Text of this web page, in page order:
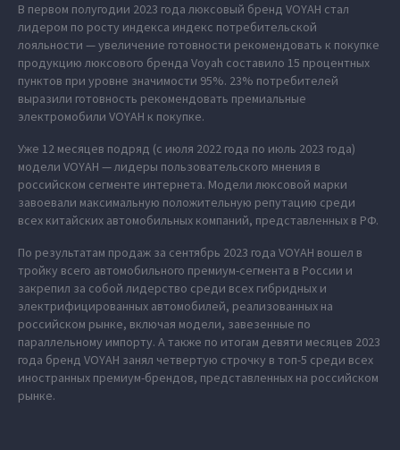
В первом полугодии 2023 года люксовый бренд VOYAH стал
лидером по росту индекса индекс потребительской
лояльности — увеличение готовности рекомендовать к покупке
продукцию люксового бренда Voyah составило 15 процентных
пунктов при уровне значимости 95%. 23% потребителей
выразили готовность рекомендовать премиальные
электромобили VOYAH к покупке.
Уже 12 месяцев подряд (с июля 2022 года по июль 2023 года)
модели VOYAH — лидеры пользовательского мнения в
российском сегменте интернета. Модели люксовой марки
завоевали максимальную положительную репутацию среди
всех китайских автомобильных компаний, представленных в РФ.
По результатам продаж за сентябрь 2023 года VOYAH вошел в
тройку всего автомобильного премиум-сегмента в России и
закрепил за собой лидерство среди всех гибридных и
электрифицированных автомобилей, реализованных на
российском рынке, включая модели, завезенные по
параллельному импорту. А также по итогам девяти месяцев 2023
года бренд VOYAH занял четвертую строчку в топ-5 среди всех
иностранных премиум-брендов, представленных на российском
рынке.